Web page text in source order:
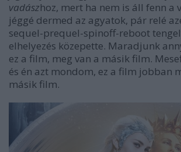
vadászhoz, mert ha nem is áll fenn a
jéggé dermed az agyatok, pár relé
sequel-prequel-spinoff-reboot
elhelyezés közepette. Maradjunk
ez a film, meg van a másik film.
és én azt mondom, ez a film jobban
másik film.